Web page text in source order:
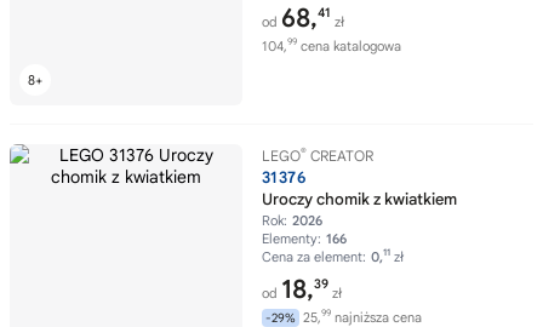
od 68,41
zł
104,99 cena katalogowa
LEGO® CREATOR
31376
Uroczy chomik z kwiatkiem
Rok: 2026
Elementy: 166
Cena za element: 0,11 zł
od 18,39
zł
-29% 25,99 najniższa cena